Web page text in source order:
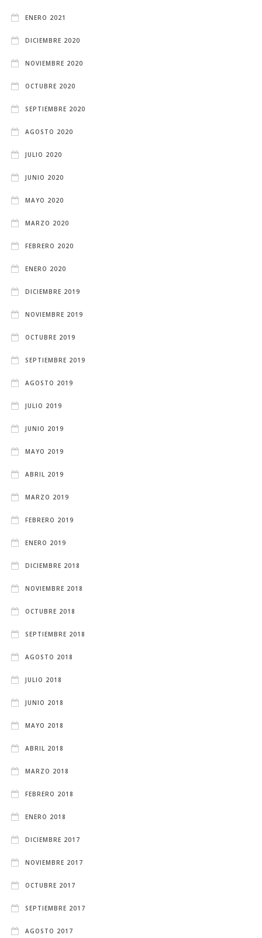
ENERO 2021
DICIEMBRE 2020
NOVIEMBRE 2020
OCTUBRE 2020
SEPTIEMBRE 2020
AGOSTO 2020
JULIO 2020
JUNIO 2020
MAYO 2020
MARZO 2020
FEBRERO 2020
ENERO 2020
DICIEMBRE 2019
NOVIEMBRE 2019
OCTUBRE 2019
SEPTIEMBRE 2019
AGOSTO 2019
JULIO 2019
JUNIO 2019
MAYO 2019
ABRIL 2019
MARZO 2019
FEBRERO 2019
ENERO 2019
DICIEMBRE 2018
NOVIEMBRE 2018
OCTUBRE 2018
SEPTIEMBRE 2018
AGOSTO 2018
JULIO 2018
JUNIO 2018
MAYO 2018
ABRIL 2018
MARZO 2018
FEBRERO 2018
ENERO 2018
DICIEMBRE 2017
NOVIEMBRE 2017
OCTUBRE 2017
SEPTIEMBRE 2017
AGOSTO 2017